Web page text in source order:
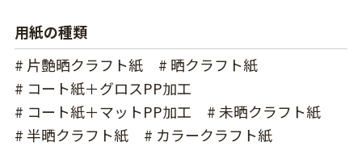
用紙の種類
# 片艶晒クラフト紙
# 晒クラフト紙
# コート紙＋グロスPP加工
# コート紙＋マットPP加工
# 未晒クラフト紙
# 半晒クラフト紙
# カラークラフト紙